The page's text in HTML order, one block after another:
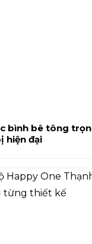
bình bê tông trọn
hiện đại